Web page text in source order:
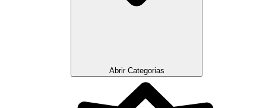
Abrir Categorias